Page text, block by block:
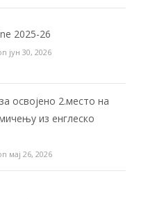
2025-26
јун 30, 2026
освојено 2.место на
из енглеско
мај 26, 2026